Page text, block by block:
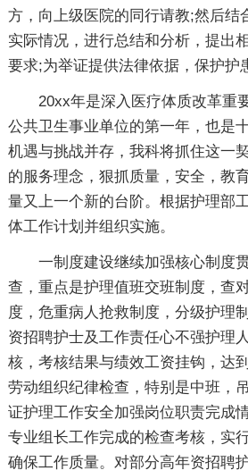
方，向上级医院的同行请教;然后结
实际情况，进行总结和分析，提出
要求;为举证提供法律依据，保护护
20xx年是深入医疗体质改革重
公共卫生事业单位的第一年，也是
机遇与挑战并存，我科将抓住这一
的服务理念，狠抓质量，安全，教
量又上一个新的台阶。根据护理部
体工作计划并组织实施。
一制度建设继续加强核心制度
查，重点是护理值班交班制度，查
度，危重病人抢救制度，分级护理
资招聘护士及工作责任心不强护理
核，考核结果与绩效工资挂钩，达
劳动组织纪律检查，特别是中班，
证护理工作安全加强岗位职责完成
专业组长工作完成的检查考核，实
确保工作质量。对部分高年资招聘